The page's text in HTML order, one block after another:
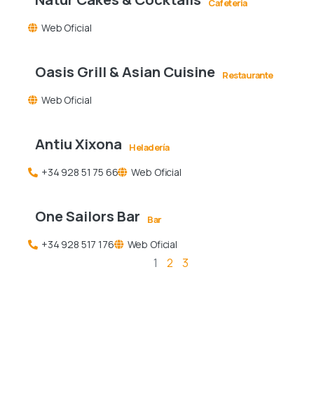
Cafeteria
Web Oficial
Oasis Grill & Asian Cuisine Restaurante
Web Oficial
Antiu Xixona Heladería
+34 928 51 75 66 Web Oficial
One Sailors Bar Bar
+34 928 517 176 Web Oficial
1 2 3